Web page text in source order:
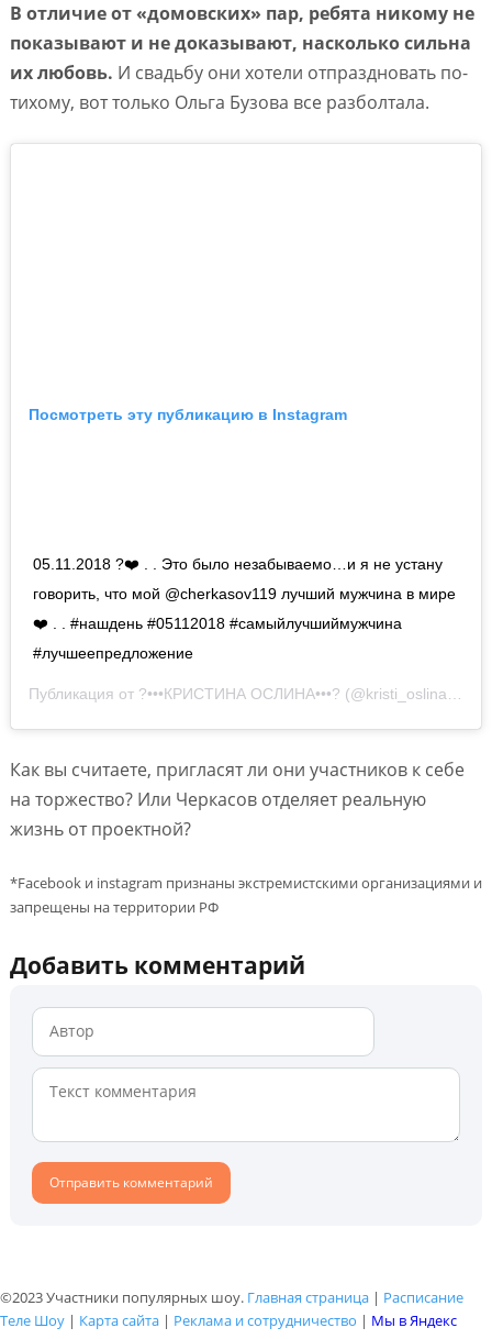
В отличие от «домовских» пар, ребята никому не
показывают и не доказывают, насколько сильна
их любовь. И свадьбу они хотели отпраздновать по-
тихому, вот только Ольга Бузова все разболтала.
Посмотреть эту публикацию в Instagram
05.11.2018 ?❤️ . . Это было незабываемо…и я не устану
говорить, что мой @cherkasov119 лучший мужчина в мире
❤️ . . #нашдень #05112018 #самыйлучшиймужчина
#лучшеепредложение
Публикация от ?•••КРИСТИНА ОСЛИНА•••? (@kristi_oslina)
Как вы считаете, пригласят ли они участников к себе
на торжество? Или Черкасов отделяет реальную
жизнь от проектной?
*Facebook и instagram признаны экстремистскими организациями и
запрещены на территории РФ
Добавить комментарий
©2023 Участники популярных шоу. Главная страница | Расписание
Теле Шоу | Карта сайта | Реклама и сотрудничество | Мы в Яндекс